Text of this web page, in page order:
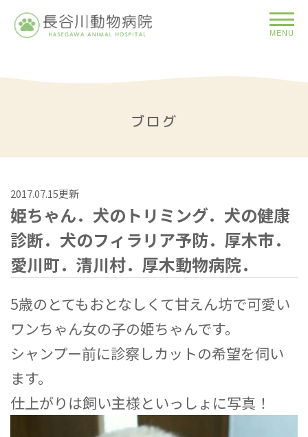
MENU
ブログ
2017.07.15更新
姫ちゃん．犬のトリミング．犬の健康
診断．犬のフィラリア予防．厚木市．
愛川町．清川村．厚木動物病院．
5歳のとてもおとなしくて甘えん坊で可愛い
ワンちゃん女の子の姫ちゃんです。
シャンプー前に診察しカットの希望を伺い
ます。
仕上がりは飼い主様といっしょに写真！